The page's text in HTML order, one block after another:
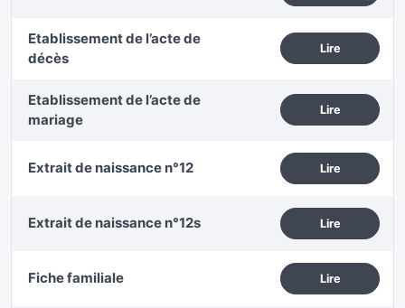
Etablissement de l’acte de
décès
Lire
Etablissement de l’acte de
mariage
Lire
Extrait de naissance n°12 Lire
Extrait de naissance n°12s Lire
Fiche familiale Lire